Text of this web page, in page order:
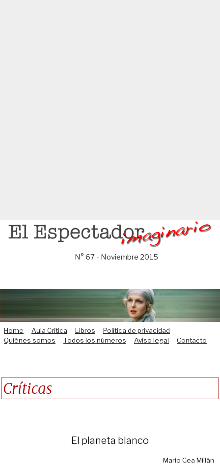
Saltar
N° 67 - Noviembre 2015
Home Aula Crítica Libros
Política de privacidad
Quiénes somos
Todos los números Aviso legal Contacto
Críticas
El planeta blanco
Mario Cea Millán